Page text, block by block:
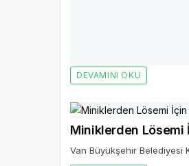
DEVAMINI OKU
Miniklerden Lösemi
Van Büyükşehir Belediyesi